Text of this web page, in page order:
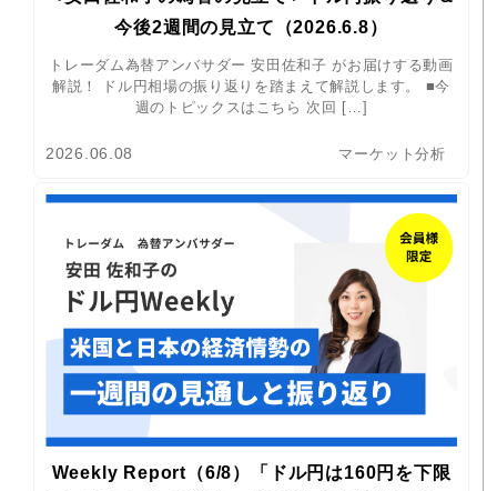
今後2週間の見立て（2026.6.8）
トレーダム為替アンバサダー 安田佐和子 がお届けする動画
解説！ ドル円相場の振り返りを踏まえて解説します。 ■今
週のトピックスはこちら 次回 […]
2026.06.08 マーケット分析
Weekly Report（6/8）「ドル円は160円を下限